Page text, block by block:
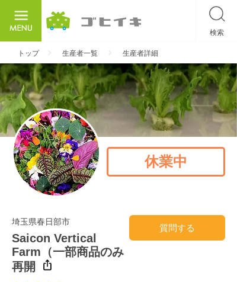
検索
トップ 生産者一覧 生産者詳細
休業中
埼玉県春日部市
Saicon Vertical
Farm（一部商品のみ
再開
質問する